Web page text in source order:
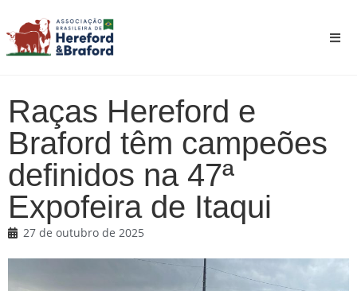
Raças Hereford e
Braford têm campeões
definidos na 47ª
Expofeira de Itaqui
27 de outubro de 2025